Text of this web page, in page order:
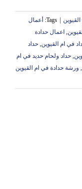
القيوين Tags:
أعمال
, اعمال حدادة
في ام القيوين, حداد
, حداد ولحام حديد في ام
, ورشة حدادة في ام القيوين